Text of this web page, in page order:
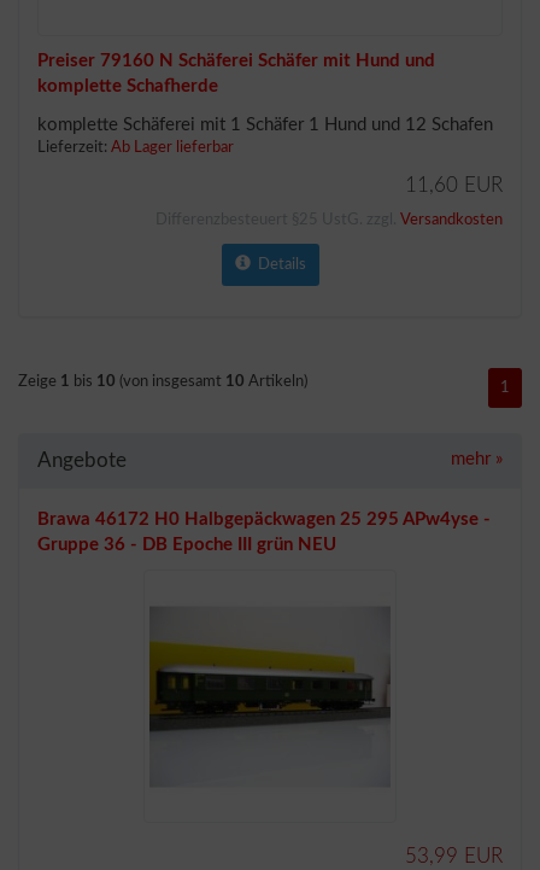
Preiser 79160 N Schäferei Schäfer mit Hund und
komplette Schafherde
komplette Schäferei mit 1 Schäfer 1 Hund und 12 Schafen
Lieferzeit: Ab Lager lieferbar
11,60 EUR
Versandkosten
Details
Zeige 1 bis 10 (von insgesamt 10 Artikeln) 1
Angebote mehr »
Brawa 46172 H0 Halbgepäckwagen 25 295 APw4yse -
Gruppe 36 - DB Epoche III grün NEU
53,99 EUR